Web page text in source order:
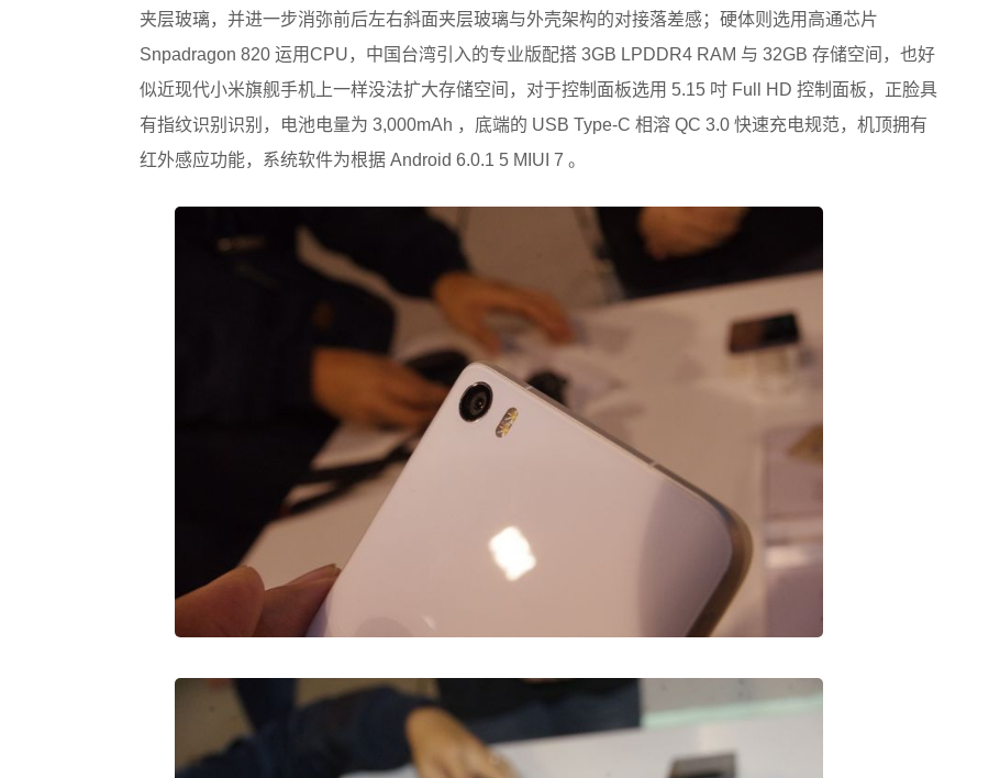
夹层玻璃，并进一步消弥前后左右斜面夹层玻璃与外壳架构的对接落差感；硬体则选用高通芯片
Snpadragon 820 运用CPU，中国台湾引入的专业版配搭 3GB LPDDR4 RAM 与 32GB 存储空间，也好
似近现代小米旗舰手机上一样没法扩大存储空间，对于控制面板选用 5.15 吋 Full HD 控制面板，正脸具
有指纹识别识别，电池电量为 3,000mAh ，底端的 USB Type-C 相溶 QC 3.0 快速充电规范，机顶拥有
红外感应功能，系统软件为根据 Android 6.0.1 5 MIUI 7 。